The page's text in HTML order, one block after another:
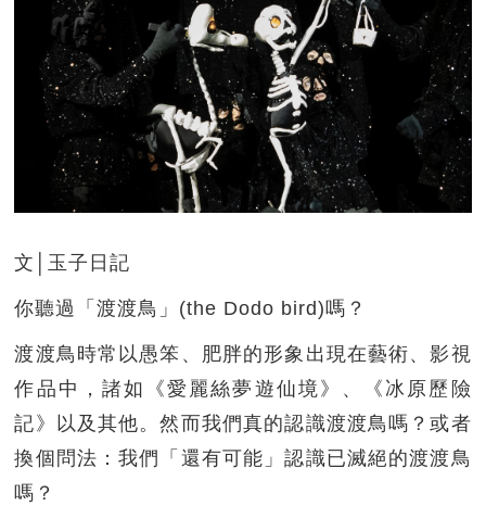
文│玉子日記
你聽過「渡渡鳥」(the Dodo bird)嗎？
渡渡鳥時常以愚笨、肥胖的形象出現在藝術、影視
作品中，諸如《愛麗絲夢遊仙境》、《冰原歷險
記》以及其他。然而我們真的認識渡渡鳥嗎？或者
換個問法：我們「還有可能」認識已滅絕的渡渡鳥
嗎？